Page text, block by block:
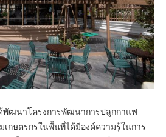
พัฒนาโครงการพัฒนาการปลูกกาแฟ
เกษตรกรในพื้นที่ได้มีองค์ความรู้ในการ